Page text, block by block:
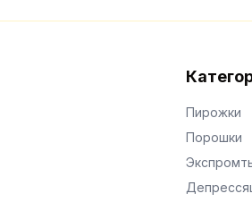
Пирожки
Порошки